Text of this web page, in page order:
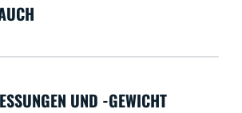
UND -GEWICHT